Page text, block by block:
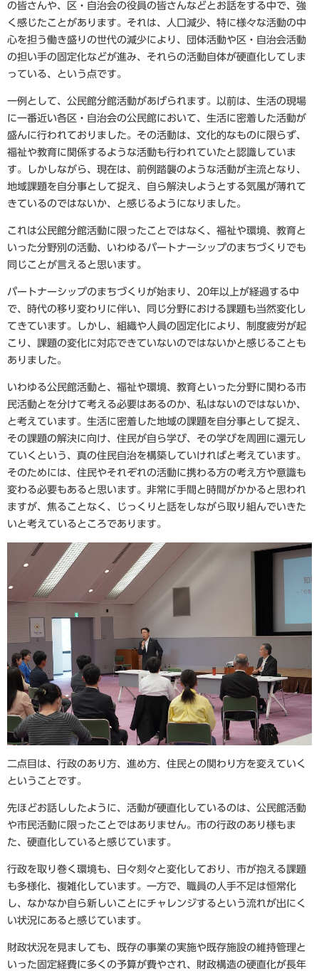
の皆さんや、区・自治会の役員の皆さんなどとお話をする中で、強
く感じたことがあります。それは、人口減少、特に様々な活動の中
心を担う働き盛りの世代の減少により、団体活動や区・自治会活動
の担い手の固定化などが進み、それらの活動自体が硬直化してしま
っている、という点です。
一例として、公民館分館活動があげられます。以前は、生活の現場
に一番近い各区・自治会の公民館において、生活に密着した活動が
盛んに行われておりました。その活動は、文化的なものに限らず、
福祉や教育に関係するような活動も行われていたと認識していま
す。しかしながら、現在は、前例踏襲のような活動が主流となり、
地域課題を自分事として捉え、自ら解決しようとする気風が薄れて
きているのではないか、と感じるようになりました。
これは公民館分館活動に限ったことではなく、福祉や環境、教育と
いった分野別の活動、いわゆるパートナーシップのまちづくりでも
同じことが言えると思います。
パートナーシップのまちづくりが始まり、20年以上が経過する中
で、時代の移り変わりに伴い、同じ分野における課題も当然変化し
てきています。しかし、組織や人員の固定化により、制度疲労が起
こり、課題の変化に対応できていないのではないかと感じることも
ありました。
いわゆる公民館活動と、福祉や環境、教育といった分野に関わる市
民活動とを分けて考える必要はあるのか、私はないのではないか、
と考えています。生活に密着した地域の課題を自分事として捉え、
その課題の解決に向け、住民が自ら学び、その学びを周囲に還元し
ていくという、真の住民自治を構築していければと考えています。
そのためには、住民やそれぞれの活動に携わる方の考え方や意識も
変わる必要もあると思います。非常に手間と時間がかかると思われ
ますが、焦ることなく、じっくりと話をしながら取り組んでいきた
いと考えているところであります。
二点目は、行政のあり方、進め方、住民との関わり方を変えていく
ということです。
先ほどお話ししたように、活動が硬直化しているのは、公民館活動
や市民活動に限ったことではありません。市の行政のあり様もま
た、硬直化していると感じています。
行政を取り巻く環境も、日々刻々と変化しており、市が抱える課題
も多様化、複雑化しています。一方で、職員の人手不足は恒常化
し、なかなか自ら新しいことにチャレンジするという流れが出にく
い状況にあると感じています。
財政状況を見ましても、既存の事業の実施や既存施設の維持管理と
いった固定経費に多くの予算が費やされ、財政構造の硬直化が長年